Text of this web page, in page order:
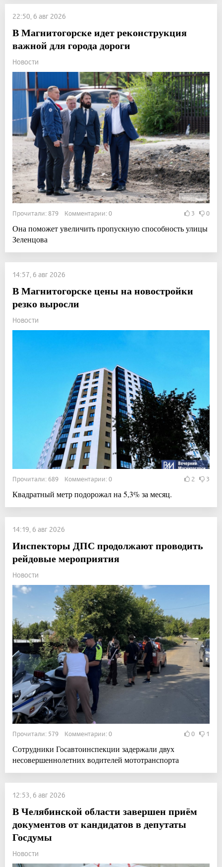
22:50, 6 авг 2026
В Магнитогорске идет реконструкция
важной для города дороги
Новости
Прочитали: 879 Комментарии: 0 3 0
Она поможет увеличить пропускную способность улицы
Зеленцова
14:57, 6 авг 2026
В Магнитогорске цены на новостройки
резко выросли
Новости
Прочитали: 689 Комментарии: 0 2 3
Квадратный метр подорожал на 5,3% за месяц.
14:19, 6 авг 2026
Инспекторы ДПС продолжают проводить
рейдовые мероприятия
Новости
Прочитали: 579 Комментарии: 0 0 1
Сотрудники Госавтоинспекции задержали двух
несовершеннолетних водителей мототранспорта
12:53, 6 авг 2026
В Челябинской области завершен приём
документов от кандидатов в депутаты
Госдумы
Новости